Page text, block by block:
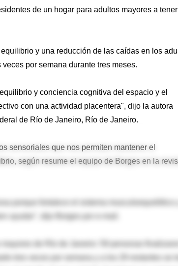
de un hogar para adultos mayores a tener
y una reducción de las caídas en los
por semana durante tres meses.
y conciencia cognitiva del espacio y el
con una actividad placentera", dijo la autora
de Río de Janeiro, Río de Janeiro.
sensoriales que nos permiten mantener el
según resume el equipo de Borges en la
porque fortalece el sistema musculoequelético y
ayudar", dijo Borges por e-mail.
de Río de Janeiro: 59 personas
tres veces por semana y a los 29 restantes se